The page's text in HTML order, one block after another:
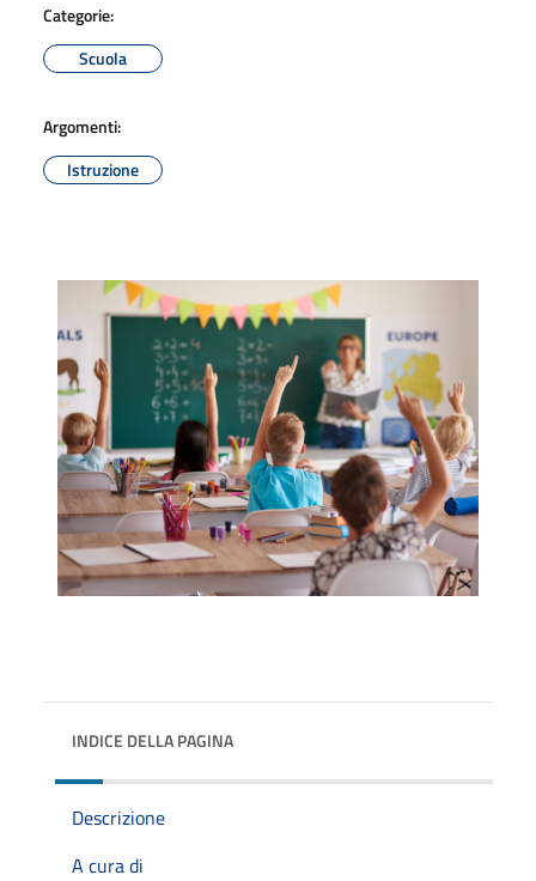
Categorie:
Scuola
Argomenti:
Istruzione
INDICE DELLA PAGINA
Descrizione
A cura di